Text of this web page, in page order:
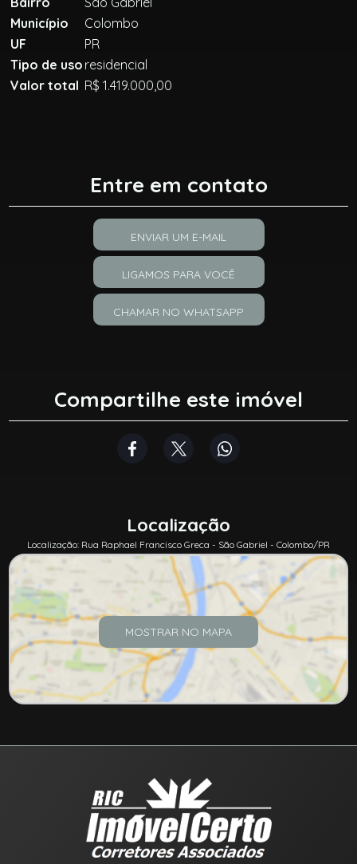
Município
Colombo
UF
PR
Tipo de uso residencial
Valor total R$ 1.419.000,00
Entre em contato
ENVIAR UM E-MAIL
LIGAMOS PARA VOCÊ
CHAMAR NO WHATSAPP
Compartilhe este imóvel
Localização
Localização: Rua Raphael Francisco Greca - São Gabriel - Colombo/PR
MOSTRAR NO MAPA